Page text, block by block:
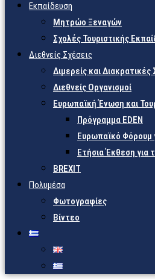
Εκπαίδευση
Μητρώο Ξεναγών
Σχολές Τουριστικής
Διεθνείς Σχέσεις
Διμερείς και Διακρατικές
Διεθνείς Οργανισμοί
Ευρωπαϊκή Ένωση και
Πρόγραμμα EDEN
Ευρωπαϊκό Φόρουμ
Ετήσια Έκθεση για
BREXIT
Πολυμέσα
Φωτογραφίες
Βίντεο